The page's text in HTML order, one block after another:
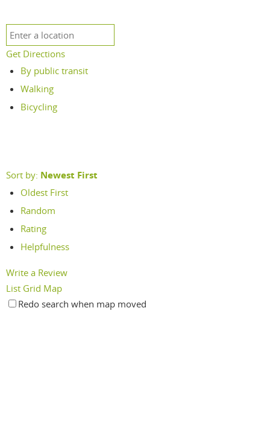
Get Directions
By public transit
Walking
Bicycling
Sort by: Newest First
Oldest First
Random
Rating
Helpfulness
Write a Review
List Grid Map
Redo search when map moved